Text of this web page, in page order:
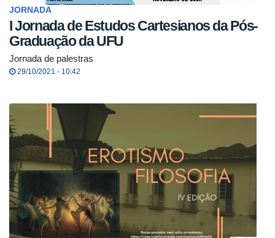
JORNADA
I Jornada de Estudos Cartesianos da Pós-
Graduação da UFU
Jornada de palestras
29/10/2021 - 10:42